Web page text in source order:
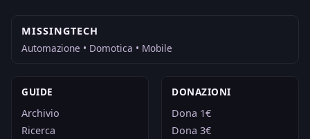
MISSINGTECH
Automazione • Domotica • Mobile
GUIDE
Archivio
Ricerca
DONAZIONI
Dona 1€
Dona 3€